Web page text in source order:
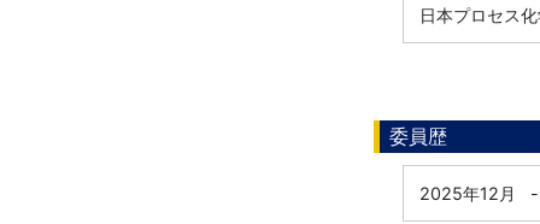
日本プロセス
委員歴
2025年12月 -